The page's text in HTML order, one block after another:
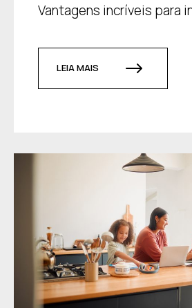
Vantagens incríveis para
LEIA MAIS